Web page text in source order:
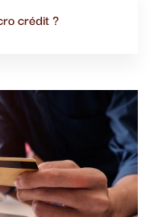
crédit ?